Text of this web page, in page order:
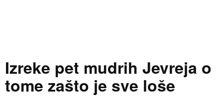
Izreke pet mudrih Jevreja o
tome zašto je sve loše